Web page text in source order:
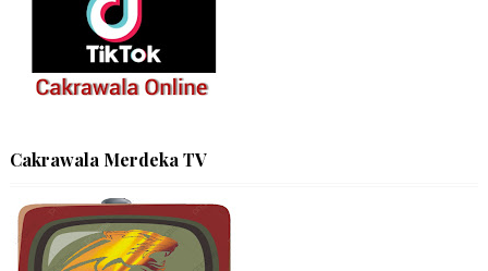
Cakrawala Merdeka TV